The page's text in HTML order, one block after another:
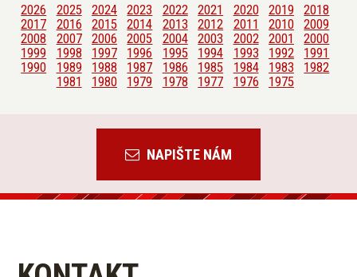
2026 2025 2024 2023 2022 2021 2020 2019
2018
2017
2016 2015 2014 2013 2012 2011 2010
2009
2008
2007 2006 2005 2004 2003 2002 2001
2000
1999
1998 1997 1996 1995 1994 1993 1992
1991
1990
1989 1988 1987 1986 1985 1984 1983
1982
1981
1980 1979 1978 1977 1976 1975
NAPIŠTE NÁM